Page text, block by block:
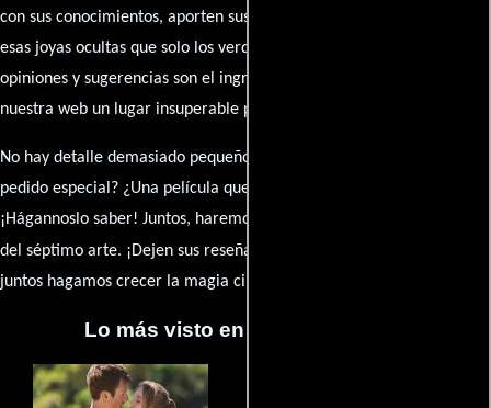
con sus conocimientos, aporten sus descubrimientos y compartan
esas joyas ocultas que solo los verdaderos fanáticos conocen. Sus
opiniones y sugerencias son el ingrediente secreto que hará de
nuestra web un lugar insuperable para los amantes del celuloide.
No hay detalle demasiado pequeño ni opinión insignificante. ¿Algún
pedido especial? ¿Una película que sueñas con ver reseñada?
¡Hágannoslo saber! Juntos, haremos de esta comunidad el epicentro
del séptimo arte. ¡Dejen sus reseña en la
juntos hagamos crecer la magia cinematográfica!
Lo más visto en Cineyseries.net